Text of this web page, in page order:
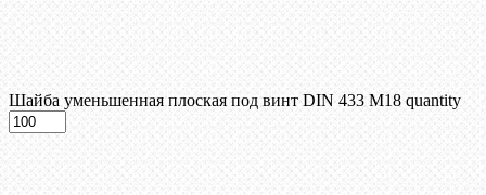
Шайба уменьшенная плоская под винт DIN 433 М18 quantity